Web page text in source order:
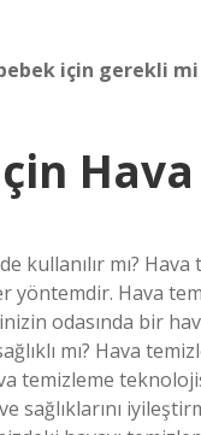
için gerekli mi
kullanılır mı?
yöntemdir. Hava
odasında bir
mı? Hava
temizleme
sağlıklarını